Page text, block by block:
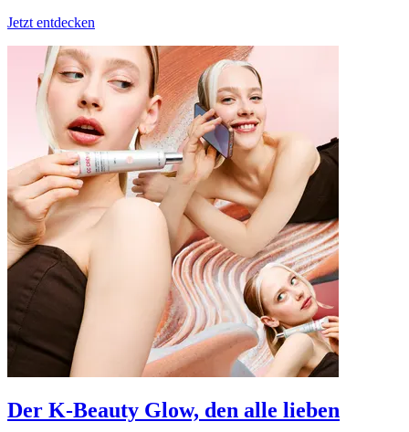
Jetzt entdecken
Der K-Beauty Glow, den alle lieben